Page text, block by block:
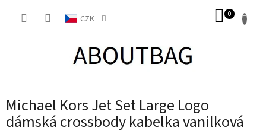
CZK
Michael Kors Jet Set Large Logo
dámská crossbody kabelka vanilková